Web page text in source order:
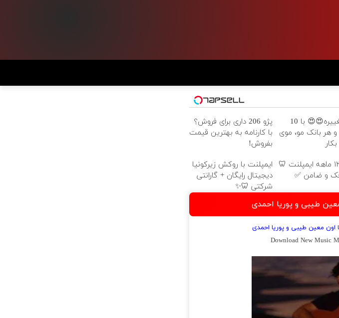
وقت تغییره😍😍 با 10
و هر بانک مو، موی
پژو 206 داری برای فروش؟
با کارنامه به بهترین قیمت
بفروش!
اقساط ۱۲ ماهه ایمپلنت 🦷
و ضامن ✅
ایمپلنت با روکش زیرکونیا
دیجیتال رایگان + گارانتی
شرکتی 🦷✨
طیبی و پوریا احمدی
اون معین طیبی و پوریا احمدی
Download New Music